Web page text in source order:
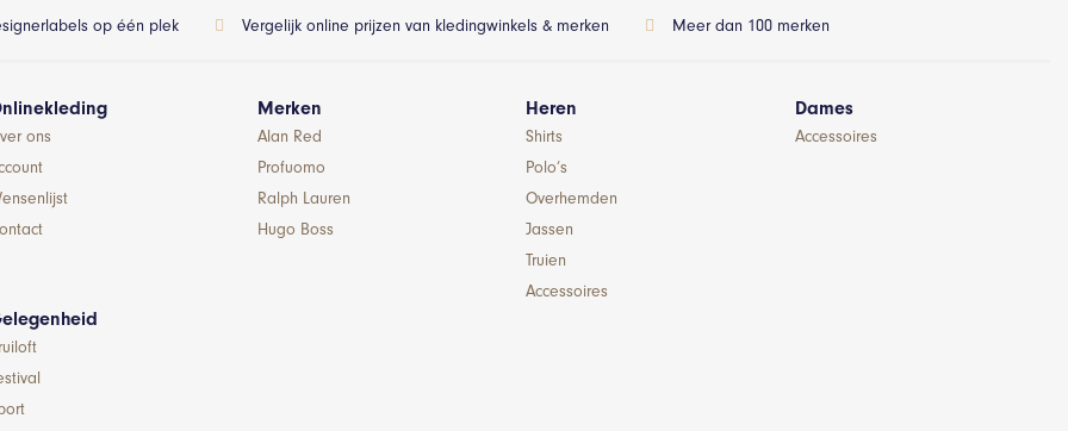
op één plek Vergelijk online prijzen van kledingwinkels & merken Meer dan 100 merken
ons
Merken
Alan Red
Profuomo
Ralph Lauren
Hugo Boss
Heren
Shirts
Polo’s
Overhemden
Jassen
Truien
Accessoires
Dames
Accessoires